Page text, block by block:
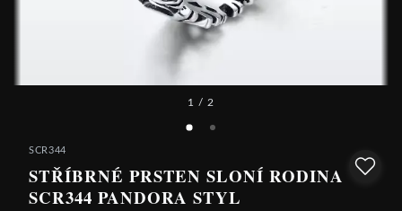
1 / 2
SCR344
STŘÍBRNÉ PRSTEN SLONÍ RODINA
SCR344 PANDORA STYL